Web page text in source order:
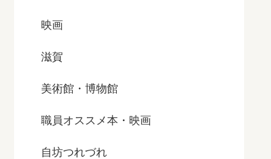
映画
滋賀
美術館・博物館
職員オススメ本・映画
自坊つれづれ